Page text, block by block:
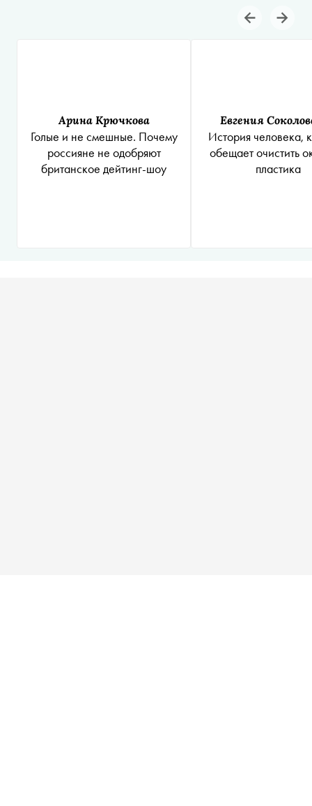
Арина Крючкова
Голые и не смешные. Почему
россияне не одобряют
британское дейтинг-шоу
Евгения
История человека,
обещает очистить
пластика